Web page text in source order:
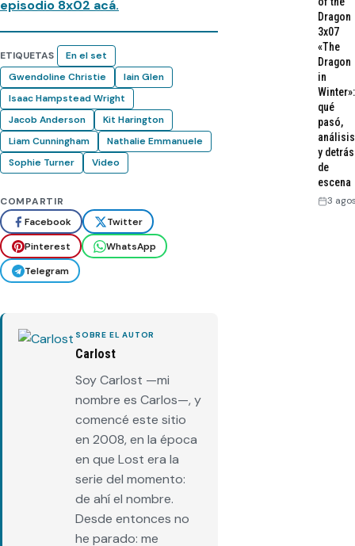
episodio 8x02 acá.
ETIQUETAS
En el set
Gwendoline Christie
Iain Glen
Isaac Hampstead Wright
Jacob Anderson
Kit Harington
Liam Cunningham
Nathalie Emmanuele
Sophie Turner
Video
COMPARTIR
Facebook
Twitter
Pinterest
WhatsApp
Telegram
SOBRE EL AUTOR
Carlost
Soy Carlost —mi
nombre es Carlos—, y
comencé este sitio
en 2008, en la época
en que Lost era la
serie del momento:
de ahí el nombre.
Desde entonces no
he parado: me
Dragon
3x07
«The
Dragon
in
Winter»:
qué
pasó,
análisis
y detrás
de
escena
3